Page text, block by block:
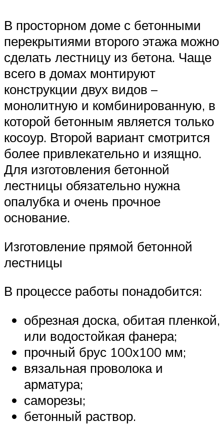
В просторном доме с бетонными
перекрытиями второго этажа можно
сделать лестницу из бетона. Чаще
всего в домах монтируют
конструкции двух видов –
монолитную и комбинированную, в
которой бетонным является только
косоур. Второй вариант смотрится
более привлекательно и изящно.
Для изготовления бетонной
лестницы обязательно нужна
опалубка и очень прочное
основание.
Изготовление прямой бетонной
лестницы
В процессе работы понадобится:
обрезная доска, обитая пленкой,
или водостойкая фанера;
прочный брус 100х100 мм;
вязальная проволока и
арматура;
саморезы;
бетонный раствор.